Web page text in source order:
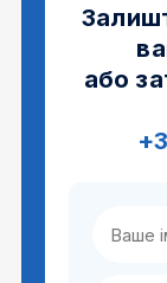
або